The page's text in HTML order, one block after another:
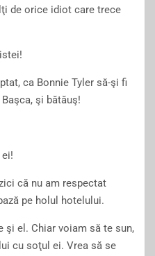
de orice idiot care trece
ca Bonnie Tyler să-şi fi
şi bătăuş!
că nu am respectat
pe holul hotelului.
şi el. Chiar voiam să te sun,
cu soţul ei. Vrea să se